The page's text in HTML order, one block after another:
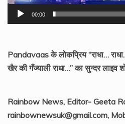
00:00
Pandavaas के लोकप्रिय “राधा…
खैर की गँज्याली राधा…” का सुन्दर लाइव
Rainbow News, Editor- Geeta
rainbownewsuk@gmail.com,